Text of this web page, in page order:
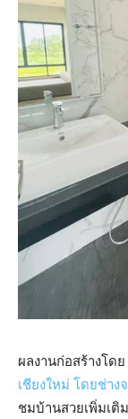
ผลงานก่อสร้างโดย
เชียงใหม่ โดยช่าง
ชมบ้านสวยเพิ่มเติ